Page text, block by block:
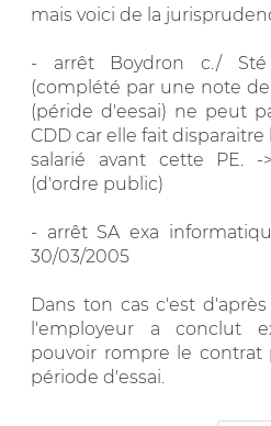
mais voici de la
- arrêt Boydron c./ Sté
(complété par une note
(péride d'eesai) ne peut
CDD car elle fait
salarié avant cette PE. -
(d'ordre public)
- arrêt SA exa
30/03/2005
Dans ton cas c'est
l'employeur a conclut
pouvoir rompre le
période d'essai.